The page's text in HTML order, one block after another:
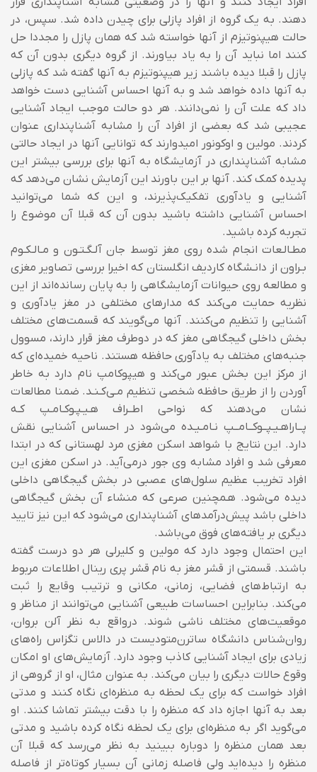
دهند. به یک گروه از افراد پازلی برای چیدن داده شد. سپس، در
حالت هیپنوتیزم از آنها خواسته شد که همان پازل را مجددا حل
کنند اما نباید آن را به یاد بیاورند. از گروه دیگری بدون آن که
پازل را قبلا دیده باشند زیر هیپنوتیزم به آنها گفته شد که پازلی
به آنها داده خواهد شد و به آنها احساس آشنایی دست خواهد
داد که علت آن را نمی‌دانند. هر دو حالت موجب ایجاد آشنایی
عجیبی شد که بعضی از افراد آن را مشابه آشناپنداری عنوان
کردند. مولین و اوکونور امیدوارند که توانایی آنها در ایجاد حالتی
مشابه آشناپنداری در آزمایشگاه به آنها برای بررسی بیشتر این
پدیده کمک کند. آنها بر این باورند این آزمایش نشان می‌دهد که
آشنایی و یادآوری تفکیک‌پذیرند، و این که شما می‌توانید
احساس آشنایی داشته باشید بدون آن که قبلا آن موضوع را
تجربه کرده باشید.
مطـالـعات انجام شده روی مغز توسط جان آلـگـتـون و مـالـکـوم
بـراون از دانـشگاه کاردیف انگلستان که اخیرا بررسی تصاویر مغزی
و مطالعه روی حیوانات آزمایشگاهی را به پایان رسانده‌اند از این
نظریه حمایت می‌کند که مدارهای مختلفی در مغز یادآوری و
آشنایی را تنظیم می‌کنند. آنها می‌گویند که قسمت‌های مختلف
بخش داخلی گیجگاهی مغز که در دوطرف مغز قرار دارند، مسوول
جنبه‌های مختلف به یادآوری حافظه هستند. ناحیه خمیده‌ای که
از مرکز این بخش عبور می‌کند و هیپوکامپ نام دارد به خاطر
آوردن را از طریق حافظه شخصی تنظیم مـی‌کـنـد. ضمنا مطالعات
نشان می‌دهند که نواحی اطــراف هـیـپـوکـامـپ کـه
پــاراهـیـپــوکــامــپ نـامـیـده می‌شود در احساس آشنایی نقش
دارد. این نتایج با شواهد اسکن مغزی مرد لهستانی که در ابتدا
معرفی شد و افراد مشابه وی جور درمی‌آید. در اسکن مغزی این
افراد تخریب عظیم سلول‌های عصبی در بخش گیجگاهی داخلی
دیده می‌شود. هـمچنین صرعی که منشاء آن بخش گیجگاهی
داخلی باشد پیش‌درآمدهای آشناپنداری می‌شود که این نیز تایید
دیگری بر یافته‌های فوق می‌باشد.
این احتمال وجود دارد که مولین و کلیرلی هر دو درست گفته
باشند. قسمتی از قشر مغز به نام قشر پری رینال اطلاعات مربوط
به ارتباط‌های فضایی، زمانی، مکانی و ترتیب وقایع را ثبت
می‌کند. بنابراین احساسات طبیعی آشنایی می‌توانند از مناظر و
موقعیت‌های مختلف ناشی شوند. درواقع به نظر آلن بروان،
روان‌شناس دانشگاه ساترن‌متودیست در دالاس تگزاس راه‌های
زیادی برای ایجاد آشنایی کاذب وجود دارد. آزمایش‌های او امکان
وقوع حالات دیگری را بیان می‌کند. به عنوان مثال، او از گروهی از
افراد خواست که برای یک لحظه به منظره‌ای نگاه کنند و مدتی
بعد به آنها اجازه داد که منظره را با دقت بیشتر تماشا کنند. او
می‌گوید اگر به منظره‌ای برای یک لحظه نگاه کرده باشید و مدتی
بعد همان منظره را دوباره ببینید به نظر می‌رسد که قبلا آن
منظره را دیده‌اید ولی فاصله زمانی آن بسیار کوتاه‌تر از فاصله